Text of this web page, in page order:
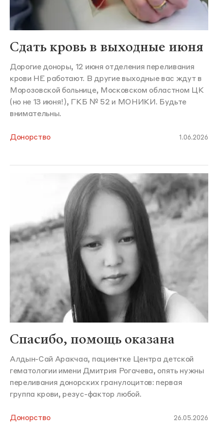
Сдать кровь в выходные июня
Дорогие доноры, 12 июня отделения переливания
крови НЕ работают. В другие выходные вас ждут в
Морозовской больнице, Московском областном ЦК
(но не 13 июня!), ГКБ № 52 и МОНИКИ. Будьте
внимательны.
Донорство 1.06.2026
Спасибо, помощь оказана
Алдын-Сай Аракчаа, пациентке Центра детской
гематологии имени Дмитрия Рогачева, опять нужны
переливания донорских гранулоцитов: первая
группа крови, резус-фактор любой.
Донорство 26.05.2026